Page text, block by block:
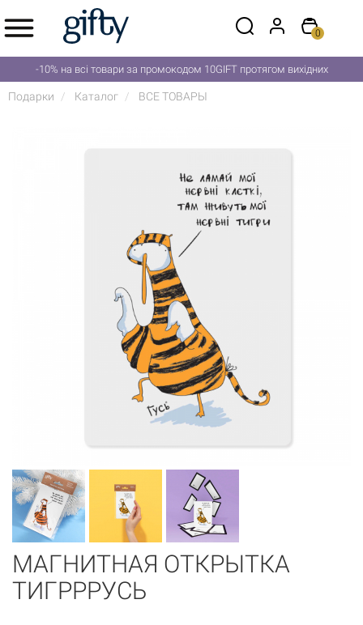
0
-10% на всі товари за промокодом 10GIFT протягом вихідних
Подарки Каталог ВСЕ ТОВАРЫ
МАГНИТНАЯ ОТКРЫТКА
ТИГРРРУСЬ